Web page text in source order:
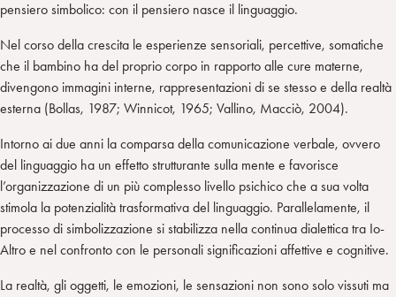
pensiero simbolico: con il pensiero nasce il linguaggio.
Nel corso della crescita le esperienze sensoriali, percettive, somatiche
che il bambino ha del proprio corpo in rapporto alle cure materne,
divengono immagini interne, rappresentazioni di se stesso e della realtà
esterna (Bollas, 1987; Winnicot, 1965; Vallino, Macciò, 2004).
Intorno ai due anni la comparsa della comunicazione verbale, ovvero
del linguaggio ha un effetto strutturante sulla mente e favorisce
l’organizzazione di un più complesso livello psichico che a sua volta
stimola la potenzialità trasformativa del linguaggio. Parallelamente, il
processo di simbolizzazione si stabilizza nella continua dialettica tra Io-
Altro e nel confronto con le personali significazioni affettive e cognitive.
La realtà, gli oggetti, le emozioni, le sensazioni non sono solo vissuti ma